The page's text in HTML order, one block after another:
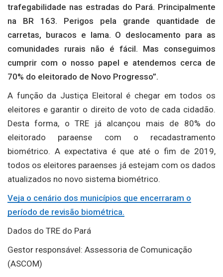
trafegabilidade nas estradas do Pará. Principalmente
na BR 163. Perigos pela grande quantidade de
carretas, buracos e lama. O deslocamento para as
comunidades rurais não é fácil. Mas conseguimos
cumprir com o nosso papel e atendemos cerca de
70% do eleitorado de Novo Progresso”.
A função da Justiça Eleitoral é chegar em todos os
eleitores e garantir o direito de voto de cada cidadão.
Desta forma, o TRE já alcançou mais de 80% do
eleitorado paraense com o recadastramento
biométrico. A expectativa é que até o fim de 2019,
todos os eleitores paraenses já estejam com os dados
atualizados no novo sistema biométrico.
Veja o cenário dos municípios que encerraram o
período de revisão biométrica.
Dados do TRE do Pará
Gestor responsável: Assessoria de Comunicação
(ASCOM)